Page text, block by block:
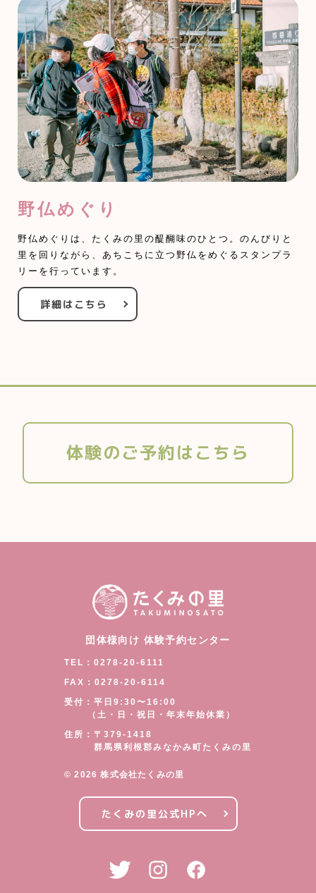
野仏めぐり
野仏めぐりは、たくみの里の醍醐味のひとつ。のんびりと
里を回りながら、あちこちに立つ野仏をめぐるスタンプラ
リーを行っています。
詳細はこちら
体験のご予約はこちら
団体様向け 体験予約センター
TEL：0278-20-6111
FAX：0278-20-6114
受付：平日9:30〜16:00
（土・日・祝日・年末年始休業）
住所：〒379-1418
群馬県利根郡みなかみ町たくみの里
©︎ 2026 株式会社たくみの里
たくみの里公式HPへ